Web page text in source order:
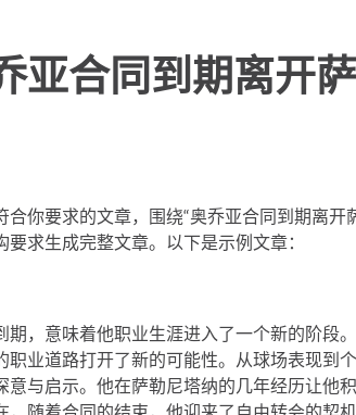
亚合同到期离开
你要求的文章，围绕“奥乔亚合同到期离开
求生成完整文章。以下是示例文章：
期，意味着他职业生涯进入了一个新的阶段
职业道路打开了新的可能性。从球场表现到
意与启示。他在萨勒尼塔纳的几年经历让他